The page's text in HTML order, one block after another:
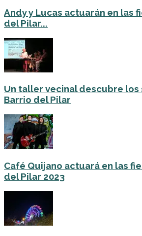
Andy y Lucas actuarán en las
del Pilar...
Un taller vecinal descubre
Barrio del Pilar
Café Quijano actuará en las
del Pilar 2023